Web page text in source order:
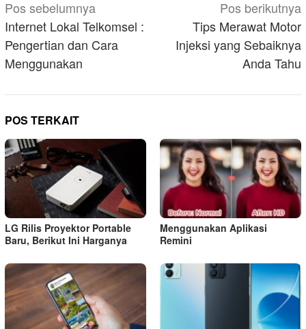
Navigasi
pos
Pos sebelumnya
Internet Lokal Telkomsel :
Pengertian dan Cara
Menggunakan
Pos berikutnya
Tips Merawat Motor
Injeksi yang Sebaiknya
Anda Tahu
POS TERKAIT
LG Rilis Proyektor Portable
Baru, Berikut Ini Harganya
Menggunakan Aplikasi
Remini